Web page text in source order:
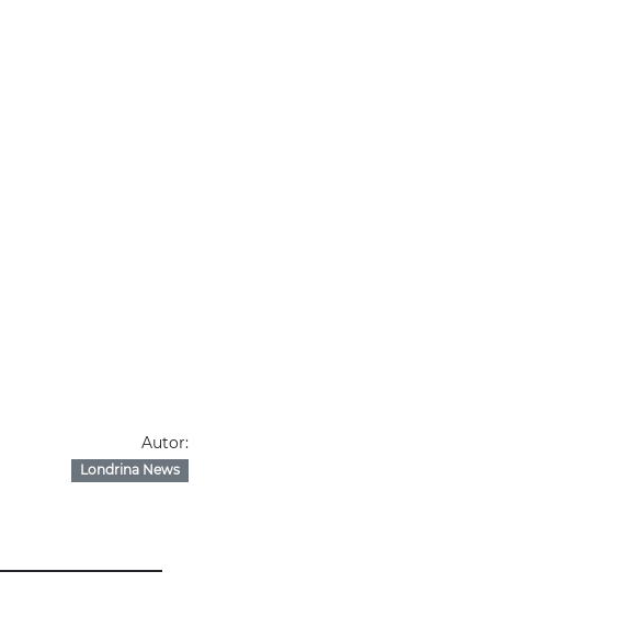
Autor:
Londrina News